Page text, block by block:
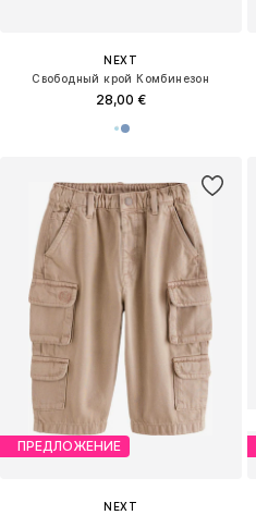
NEXT
Свободный крой Комбинезон
28,00 €
ПРЕДЛОЖЕНИЕ
NEXT